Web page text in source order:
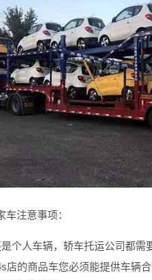
车注意事项：
人车辆，轿车托运公司都需
店的商品车您必须能提供车辆